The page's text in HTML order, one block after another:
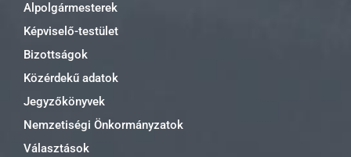
Alpolgármesterek
Képviselő-testület
Bizottságok
Közérdekű adatok
Jegyzőkönyvek
Nemzetiségi Önkormányzatok
Választások